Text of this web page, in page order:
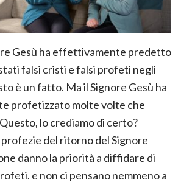
Gesù ha effettivamente predetto
falsi cristi e falsi profeti negli
è un fatto. Ma il Signore Gesù ha
profetizzato molte volte che
lo crediamo di certo?
profezie del ritorno del Signore
danno la priorità a diffidare di
e non ci pensano nemmeno a